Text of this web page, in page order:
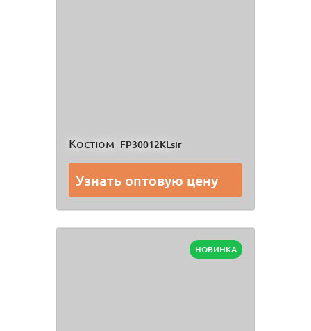
Костюм FP30012KLsir
Узнать оптовую цену
НОВИНКА